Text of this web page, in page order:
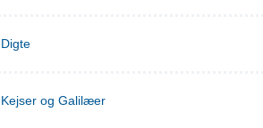
Digte
Kejser og Galilæer